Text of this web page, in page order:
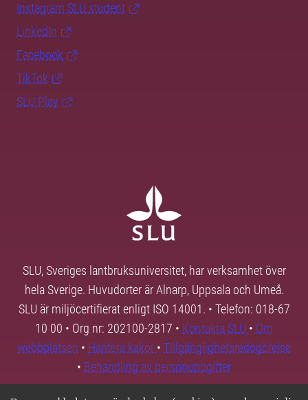
Instagram SLU.student
LinkedIn
Facebook
TikTok
SLU Play
SLU, Sveriges lantbruksuniversitet, har verksamhet över
hela Sverige. Huvudorter är Alnarp, Uppsala och Umeå.
SLU är miljöcertifierat enligt ISO 14001. • Telefon: 018-67
10 00 • Org nr: 202100-2817 • Kontakta SLU • Om
webbplatsen • Hantera kakor • Tillgänglighetsredogörelse
• Behandling av personuppgifter